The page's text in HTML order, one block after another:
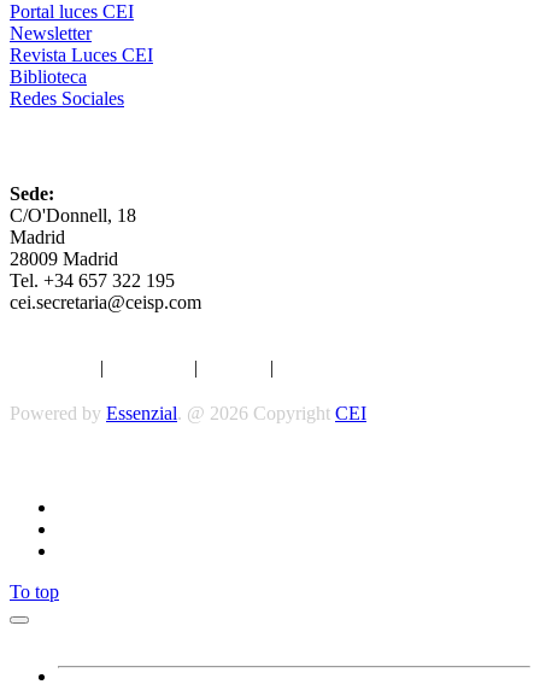
Portal luces CEI
Newsletter
Revista Luces CEI
Biblioteca
Redes Sociales
Sede:
C/O'Donnell, 18
Madrid
28009 Madrid
Tel. +34 657 322 195
cei.secretaria@ceisp.com
| | |
Powered by Essenzial. @ 2026 Copyright CEI
To top